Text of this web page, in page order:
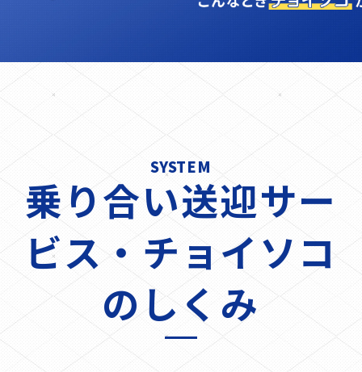
SYSTEM
乗り合い送迎サー
ビス・チョイソコ
のしくみ